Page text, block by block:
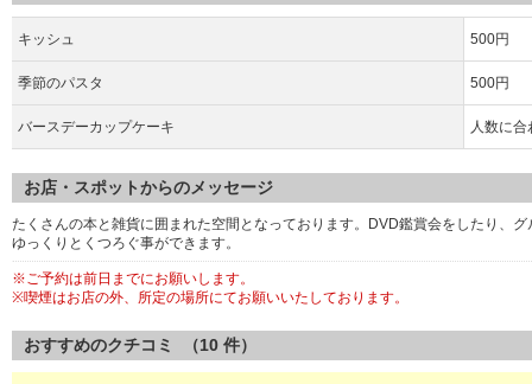
キッシュ 500円
季節のパスタ 500円
バースデーカップケーキ 人数に合
お店・スポットからのメッセージ
たくさんの本と雑貨に囲まれた空間となっております。DVD鑑賞会をしたり、
ゆっくりとくつろぐ事ができます。
※ご予約は前日までにお願いします。
※喫煙はお店の外、所定の場所にてお願いいたしております。
おすすめのクチコミ （10 件）